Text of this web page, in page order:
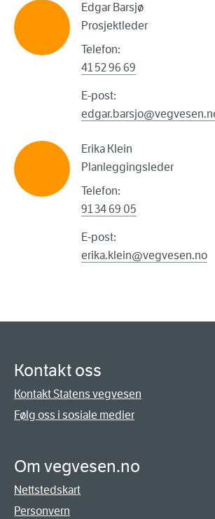
Edgar Barsjø
Prosjektleder
Telefon:
41 52 96 69
E-post:
Erika Klein
Planleggingsleder
Telefon:
91 34 69 05
E-post:
erika.klein@vegvesen.no
Kontakt oss
Kontakt Statens vegvesen
Følg oss i sosiale medier
Om vegvesen.no
Nettstedskart
Personvern